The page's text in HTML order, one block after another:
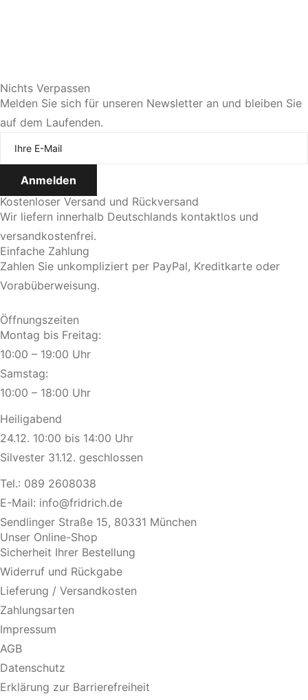
Sie bevorzugen eine persönliche Beratung?
Jetzt Termin vereinbaren
Nichts Verpassen
Melden Sie sich für unseren Newsletter an und bleiben Sie
auf dem Laufenden.
Kostenloser Versand und Rückversand
Wir liefern innerhalb Deutschlands kontaktlos und
versandkostenfrei.
Einfache Zahlung
Zahlen Sie unkompliziert per PayPal, Kreditkarte oder
Vorabüberweisung.
Öffnungszeiten
Montag bis Freitag:
10:00 – 19:00 Uhr
Samstag:
10:00 – 18:00 Uhr
Heiligabend
24.12. 10:00 bis 14:00 Uhr
Silvester 31.12. geschlossen
Tel.: 089 2608038
E-Mail: info@fridrich.de
Sendlinger Straße 15, 80331 München
Unser Online-Shop
Sicherheit Ihrer Bestellung
Widerruf und Rückgabe
Lieferung / Versandkosten
Zahlungsarten
Impressum
AGB
Datenschutz
Erklärung zur Barrierefreiheit